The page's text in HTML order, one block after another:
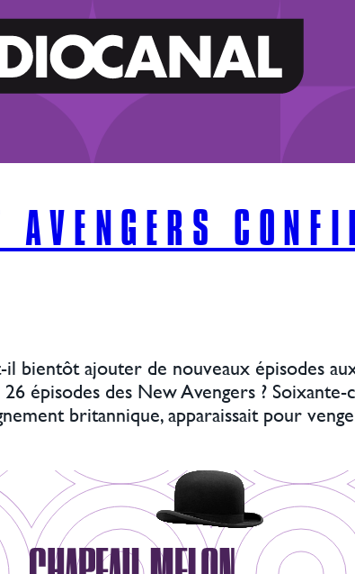
bientôt ajouter de nouveaux épisodes
épisodes des New Avengers ?
britannique, apparaissait pour